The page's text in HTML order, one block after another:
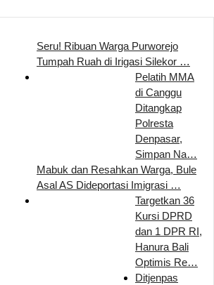
Seru! Ribuan Warga Purworejo
Tumpah Ruah di Irigasi Silekor …
Pelatih MMA
di Canggu
Ditangkap
Polresta
Denpasar,
Simpan Na…
Mabuk dan Resahkan Warga, Bule
Asal AS Dideportasi Imigrasi …
Targetkan 36
Kursi DPRD
dan 1 DPR RI,
Hanura Bali
Optimis Re…
Ditjenpas